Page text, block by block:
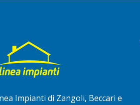
Impianti di Zangoli, Beccari e